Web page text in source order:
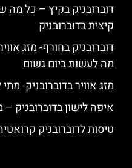
דוברובניק בקיץ – כל
קיצית בדוברובניק
דוברובניק בחורף- מזג
מה לעשות ביום גשום
מזג אוויר בדוברובניק-
איפה לישון בדוברובניק
טיסות לדוברובניק